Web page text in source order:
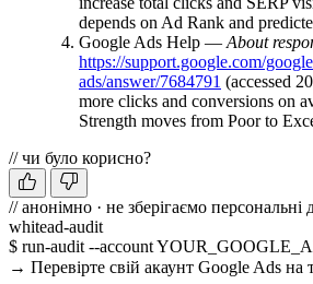
depends on Ad Rank and
Google Ads Help — About
https://support.google.com/
ads/answer/7684791 (accessed
more clicks and conversions on
Strength moves from Poor to
// чи було корисно?
// анонімно · не зберігаємо персональні
whitead-audit
$ run-audit --account
→ Перевірте свій акаунт Google Ads на